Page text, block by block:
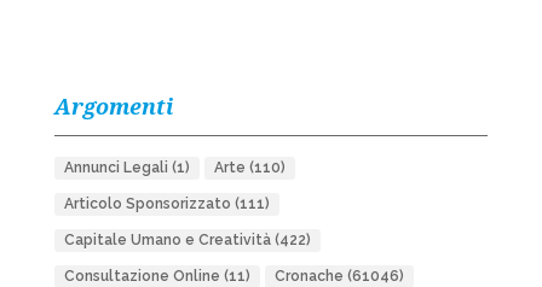
Argomenti
Annunci Legali (1) Arte (110)
Articolo Sponsorizzato (111)
Capitale Umano e Creatività(422)
Consultazione Online (11) Cronache (61046)